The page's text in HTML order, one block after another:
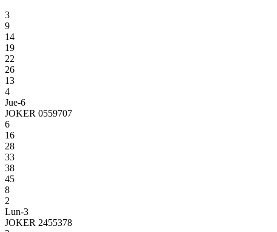
3
9
14
19
22
26
13
4
Jue-6
JOKER 0559707
6
16
28
33
38
45
8
2
Lun-3
JOKER 2455378